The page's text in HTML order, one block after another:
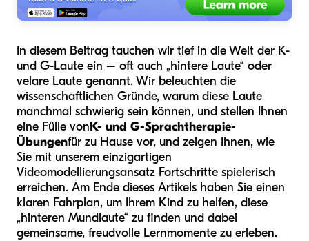
In diesem Beitrag tauchen wir tief in die Welt der K-
und G-Laute ein – oft auch „hintere Laute“ oder
velare Laute genannt. Wir beleuchten die
wissenschaftlichen Gründe, warum diese Laute
manchmal schwierig sein können, und stellen Ihnen
eine Fülle vonK- und G-Sprachtherapie-
Übungenfür zu Hause vor, und zeigen Ihnen, wie
Sie mit unserem einzigartigen
Videomodellierungsansatz Fortschritte spielerisch
erreichen. Am Ende dieses Artikels haben Sie einen
klaren Fahrplan, um Ihrem Kind zu helfen, diese
„hinteren Mundlaute“ zu finden und dabei
gemeinsame, freudvolle Lernmomente zu erleben.